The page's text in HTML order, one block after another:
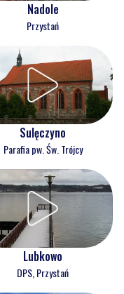
Nadole
Przystań
Sulęczyno
Parafia pw. Św. Trójcy
Lubkowo
DPS, Przystań